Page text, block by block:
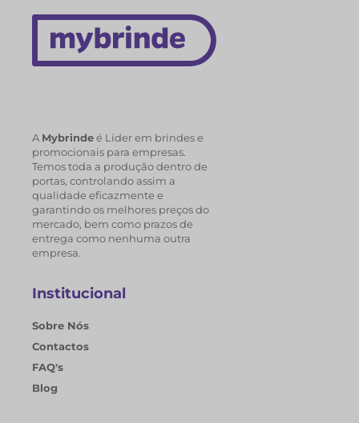
A Mybrindeé Líder em brindes e
promocionais para empresas.
Temos toda a produção dentro de
portas, controlando assim a
qualidade eficazmente e
garantindo os melhores preços do
mercado, bem como prazos de
entrega como nenhuma outra
empresa.
Institucional
Sobre Nós
Contactos
FAQ's
Blog